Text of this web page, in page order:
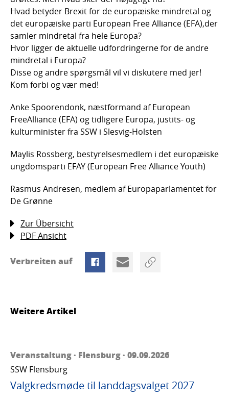
Hvad betyder Brexit for de europæiske mindretal og
det europæiske parti European Free Alliance (EFA),der
samler mindretal fra hele Europa?
Hvor ligger de aktuelle udfordringerne for de andre
mindretal i Europa?
Disse og andre spørgsmål vil vi diskutere med jer!
Kom forbi og vær med!
Anke Spoorendonk, næstformand af European
FreeAlliance (EFA) og tidligere Europa, justits- og
kulturminister fra SSW i Slesvig-Holsten
Maylis Rossberg, bestyrelsesmedlem i det europæiske
ungdomsparti EFAY (European Free Alliance Youth)
Rasmus Andresen, medlem af Europaparlamentet for
De Grønne
Zur Übersicht
PDF Ansicht
Verbreiten auf
Weitere Artikel
Veranstaltung · Flensburg · 09.09.2026
SSW Flensburg
Valgkredsmøde til landdagsvalget 2027